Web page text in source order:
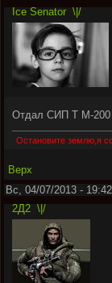
Ice Senator \|/
Отдал СИП Т М-200
Остановите землю,я
Верх
Вс, 04/07/2013 - 19:42
2Д2 \|/